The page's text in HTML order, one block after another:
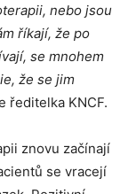
nebo jsou
říkají, že po
se mnohem
že se jim
ředitelka KNCF.
znovu začínají
se vracejí